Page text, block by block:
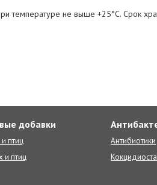
температуре не выше +25°С. Срок
добавки
птиц
и птиц
Антибиотики